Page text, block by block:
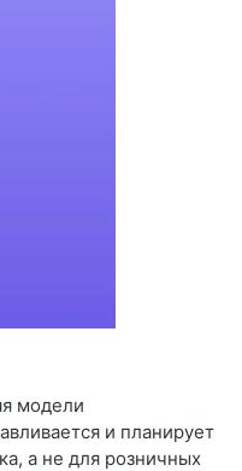
модели
и планирует
а не для розничных